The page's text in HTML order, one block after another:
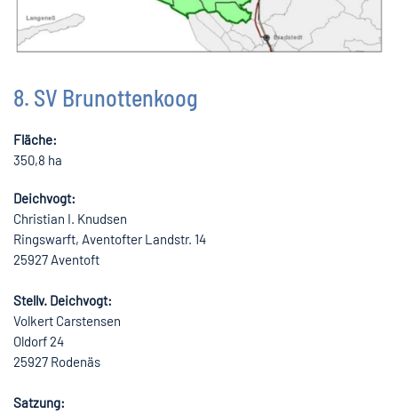
8. SV Brunottenkoog
Fläche:
350,8 ha
Deichvogt:
Christian I. Knudsen
Ringswarft, Aventofter Landstr. 14
25927 Aventoft
Stellv. Deichvogt:
Volkert Carstensen
Oldorf 24
25927 Rodenäs
Satzung: